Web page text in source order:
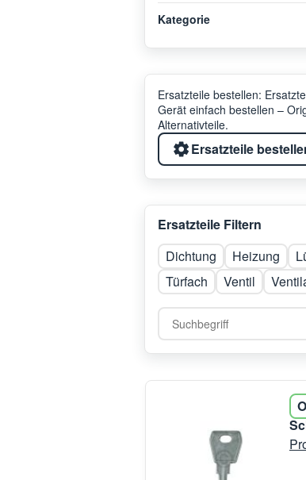
Kategorie
Ersatzteile bestellen:
Gerät einfach bestellen –
Alternativteile.
Ersatzteile
Ersatzteile Filtern
Dichtung
Heizung
Türfach
Ventil